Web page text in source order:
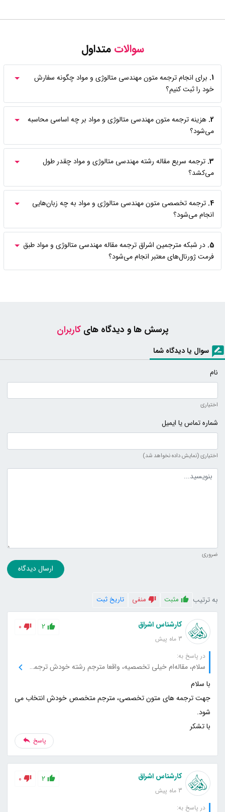
سوالاتمتداول
1. برای انجام ترجمه متون مهندسی متالوژی و مواد چگونه سفارش
خود را ثبت کنیم؟
2. هزینه ترجمه متون مهندسی متالوژی و مواد بر چه اساسی محاسبه
می‌شود؟
3. ترجمه سریع مقاله رشته مهندسی متالوژی و مواد چقدر طول
می‌کشد؟
4. ترجمه تخصصی متون مهندسی متالوژی و مواد به چه زبان‌هایی
انجام می‌شود؟
5. در شبکه مترجمین اشراق ترجمه مقاله مهندسی متالوژی و مواد طبق
فرمت ژورنال‌های معتبر انجام می‌شود؟
پرسش ها و دیدگاه هایکاربران
سوال یا دیدگاه شما
نام
اختیاری
شماره تماس یا ایمیل
اختیاری (نمایش داده نخواهد شد)
متن دیدگاه
ضروری
ارسال دیدگاه
به ترتیب مثبت منفی تاریخ ثبت
کارشناس اشراق
3 ماه پیش
2
0
در پاسخ به:
سلام، مقاله‌ام خیلی تخصصیه، واقعا مترجم رشته خودش ترجمه می‌کنه یا عمومی هست؟
جهت ترجمه های متون تخصصی، مترجم متخصص خودش انتخاب می
با تشکر
پاسخ
کارشناس اشراق
3 ماه پیش
2
0
در پاسخ به: